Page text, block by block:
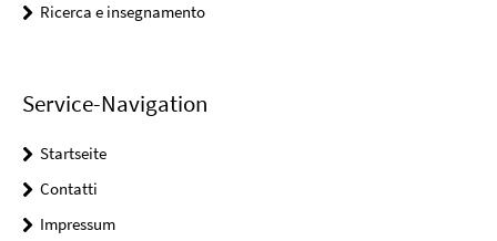
Ricerca e insegnamento
Service-Navigation
Startseite
Contatti
Impressum